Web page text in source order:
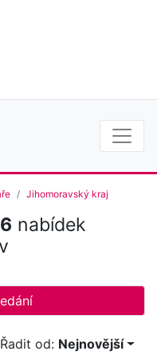
Jihomoravský kraj
nabídek
Řadit od: Nejnovější